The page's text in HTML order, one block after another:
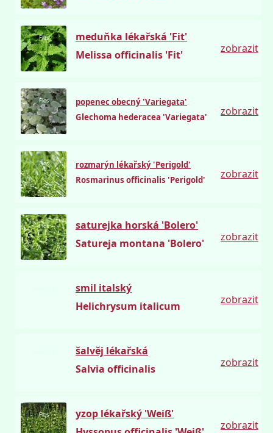
Flos
meduňka lékařská 'Fit'
Melissa officinalis 'Fit'
zobrazit
Flos
popenec obecný 'Variegata'
Glechoma hederacea 'Variegata'
zobrazit
Flos
rozmarýn lékařský 'Perigold'
Rosmarinus officinalis 'Perigold'
zobrazit
Flos
saturejka horská 'Bolero'
Satureja montana 'Bolero'
zobrazit
smil italský
Helichrysum italicum
zobrazit
šalvěj lékařská
Salvia officinalis
zobrazit
Flos
yzop lékařský 'Weiß'
zobrazit